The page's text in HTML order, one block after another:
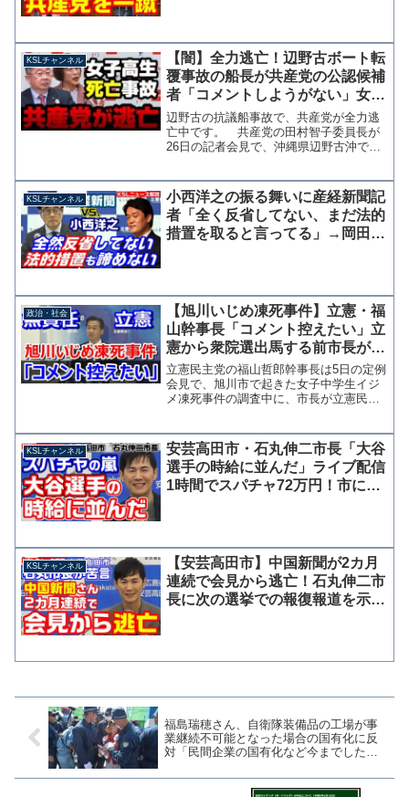
KSLチャンネル
【闇】全力逃亡！辺野古ボート転
覆事故の船長が共産党の公認候補
者「コメントしようがない」女子
生徒死亡の責任を認めず【KSLチ
ャンネル】
辺野古の抗議船事故で、共産党が全力逃
亡中です。 共産党の田村智子委員長が
26日の記者会見で、沖縄県辺野古沖で修
て、船長が共産党地区委員会の幹部であ
ったことを指摘され「...
KSLチャンネル
小西洋之の振る舞いに産経新聞記
者「全く反省してない、まだ法的
措置を取ると言ってる」→岡田幹
政治・社会
【旭川いじめ凍死事件】立憲・福
山幹事長「コメント控えたい」立
憲から衆院選出馬する前市長が調
査中に辞職→後任市長選で立憲惨
敗
立憲民主党の福山哲郎幹事長は5日の定例
会見で、旭川市で起きた女子中学生イジ
メ凍死事件の調査中に、市長が立憲民主
対してお見舞いの言葉を述べたうえで
「それ以上、何かコメント...
KSLチャンネル
安芸高田市・石丸伸二市長「大谷
選手の時給に並んだ」ライブ配信
1時間でスパチャ72万円！市に
KSLチャンネル
【安芸高田市】中国新聞が2カ月
連続で会見から逃亡！石丸伸二市
長に次の選挙での報復報道を示唆
福島瑞穂さん、自衛隊装備品の工場が事
業継続不可能となった場合の国有化に反
対「民間企業の国有化など今までしたこ